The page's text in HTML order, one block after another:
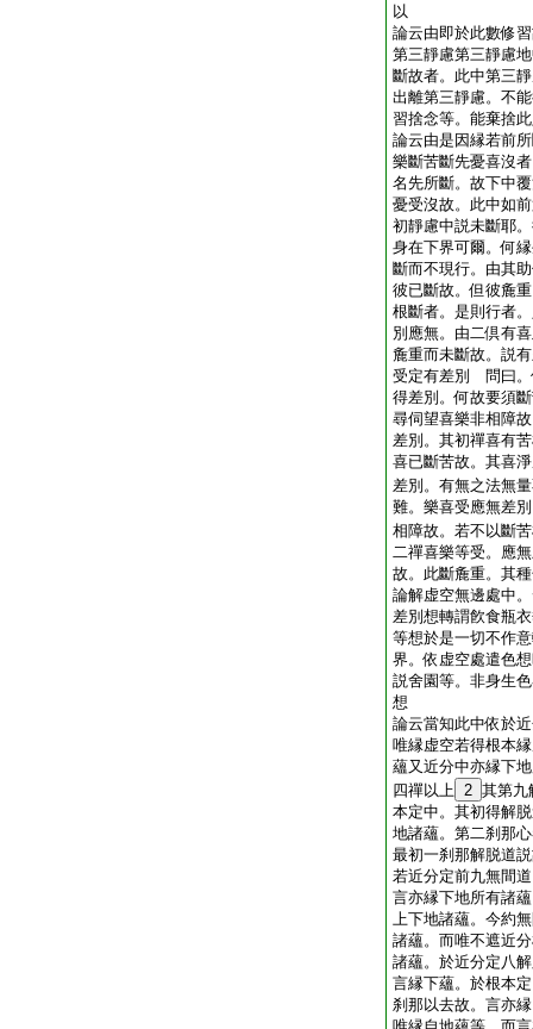
以
論云由即於此數修
第三靜慮第三靜慮
斷故者。此中第三
出離第三靜慮。不
習捨念等。能棄捨
論云由是因縁若前
樂斷苦斷先憂喜沒
名先所斷。故下中
憂受沒故。此中如
初靜慮中説未斷耶
身在下界可爾。何
斷而不現行。由其
彼已斷故。但彼麁
根斷者。是則行者
別應無。由二倶有
麁重而未斷故。説
受定有差別 問曰。
得差別。何故要須
尋伺望喜樂非相障
差別。其初禪喜有
喜已斷苦故。其喜
差別。有無之法無
難。樂喜受應無差
相障故。若不以斷
二禪喜樂等受。應
故。此斷麁重。其
論解虚空無邊處中
差別想轉謂飮食瓶
等想於是一切不作
界。依虚空處遣色
説舍園等。非身生
想
論云當知此中依於
唯縁虚空若得根本
蘊又近分中亦縁下
四禪以上 2 其第九
本定中。其初得解
地諸蘊。第二刹那
最初一刹那解脱道
若近分定前九無間
言亦縁下地所有諸
上下地諸蘊。今約
諸蘊。而唯不遮近
諸蘊。於近分定八
言縁下蘊。於根本
刹那以去故。言亦